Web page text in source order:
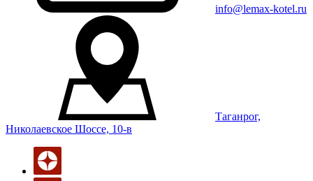
info@lemax-kotel.ru
Таганрог,
Николаевское Шоссе, 10-в